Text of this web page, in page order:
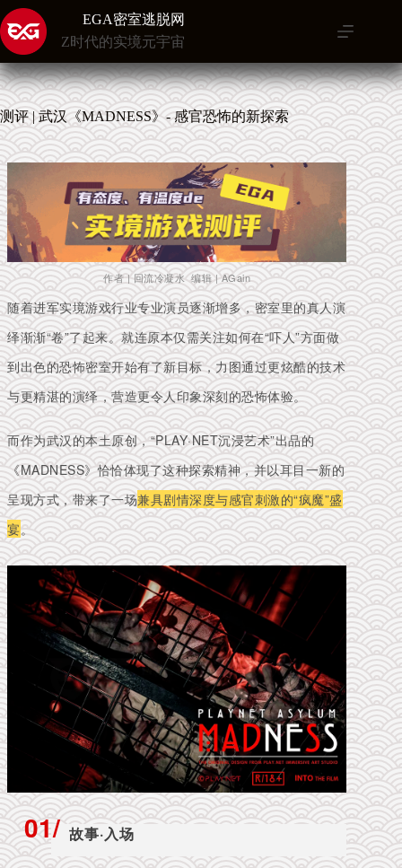
跳
至
内
容
EGA密室逃脱网
Z时代的实境元宇宙
测评 | 武汉《MADNESS》- 感官恐怖的新探索
作者 | 回流冷凝水 编辑 | AGain
随着进军实境游戏行业专业演员逐渐增多，密室里的真人演
绎渐渐“卷”了起来。就连原本仅需关注如何在“吓人”方面做
到出色的恐怖密室开始有了新目标，力图通过更炫酷的技术
与更精湛的演绎，营造更令人印象深刻的恐怖体验。
而作为武汉的本土原创，“PLAY·NET沉浸艺术”出品的
《MADNESS》恰恰体现了这种探索精神，并以耳目一新的
呈现方式，带来了一场兼具剧情深度与感官刺激的“疯魔”盛
宴。
01/ 故事·入场